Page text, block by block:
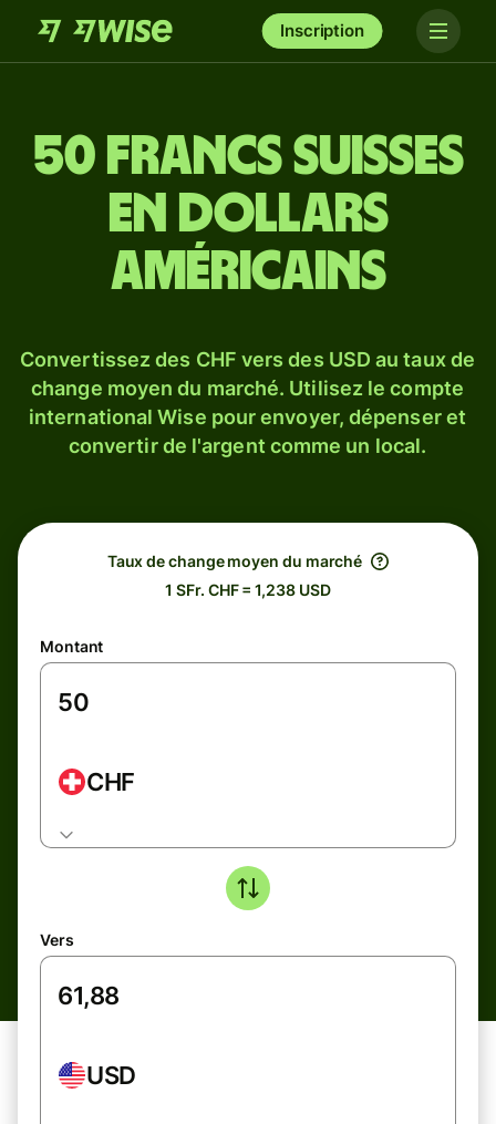
Inscription
50 francs suisses
en dollars
américains
Convertissez des CHF vers des USD au taux de
change moyen du marché. Utilisez le compte
international Wise pour envoyer, dépenser et
convertir de l'argent comme un local.
Taux de change moyen du marché
1 SFr. CHF = 1,238 USD
Montant
CHF
Vers
USD